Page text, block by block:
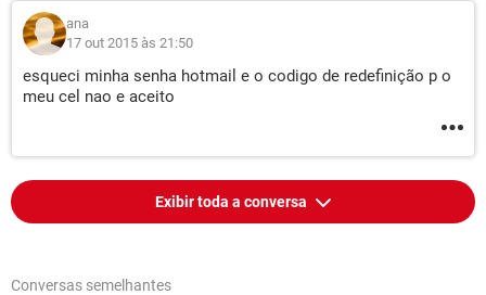
ana
17 out 2015 às 21:50
esqueci minha senha hotmail e o codigo de redefinição p o
meu cel nao e aceito
Exibir toda a conversa
Conversas semelhantes